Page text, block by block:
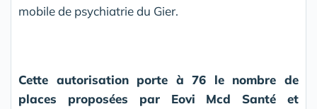
mobile de psychiatrie du Gier.
Cette autorisation porte à 76 le nombre de
places proposées par Eovi Mcd Santé et